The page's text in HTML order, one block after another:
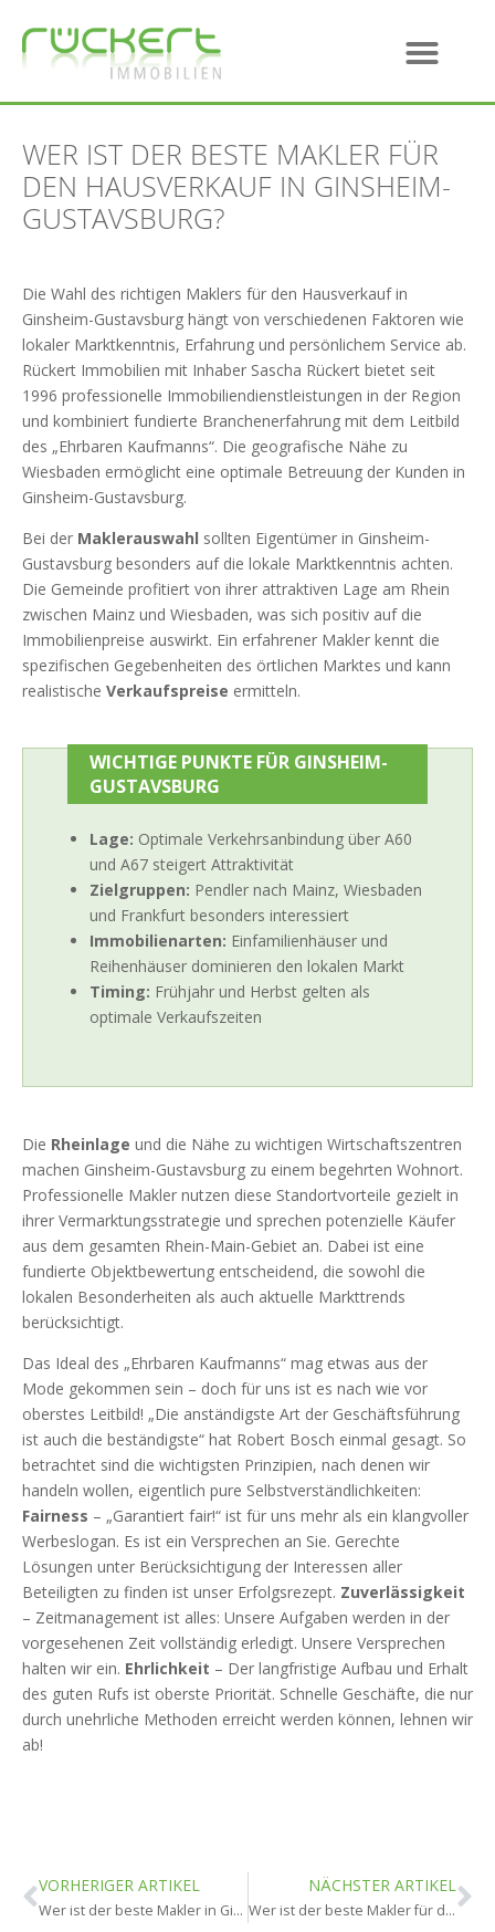
WER IST DER BESTE MAKLER FÜR
DEN HAUSVERKAUF IN GINSHEIM-
GUSTAVSBURG?
Die Wahl des richtigen Maklers für den Hausverkauf in
Ginsheim-Gustavsburg hängt von verschiedenen Faktoren wie
lokaler Marktkenntnis, Erfahrung und persönlichem Service ab.
Rückert Immobilien mit Inhaber Sascha Rückert bietet seit
1996 professionelle Immobiliendienstleistungen in der Region
und kombiniert fundierte Branchenerfahrung mit dem Leitbild
des „Ehrbaren Kaufmanns“. Die geografische Nähe zu
Wiesbaden ermöglicht eine optimale Betreuung der Kunden in
Ginsheim-Gustavsburg.
Bei der Maklerauswahl sollten Eigentümer in Ginsheim-
Gustavsburg besonders auf die lokale Marktkenntnis achten.
Die Gemeinde profitiert von ihrer attraktiven Lage am Rhein
zwischen Mainz und Wiesbaden, was sich positiv auf die
Immobilienpreise auswirkt. Ein erfahrener Makler kennt die
spezifischen Gegebenheiten des örtlichen Marktes und kann
realistische Verkaufspreise ermitteln.
WICHTIGE PUNKTE FÜR GINSHEIM-
GUSTAVSBURG
Lage: Optimale Verkehrsanbindung über A60
und A67 steigert Attraktivität
Zielgruppen: Pendler nach Mainz, Wiesbaden
und Frankfurt besonders interessiert
Immobilienarten: Einfamilienhäuser und
Reihenhäuser dominieren den lokalen Markt
Timing: Frühjahr und Herbst gelten als
optimale Verkaufszeiten
Die Rheinlage und die Nähe zu wichtigen Wirtschaftszentren
machen Ginsheim-Gustavsburg zu einem begehrten Wohnort.
Professionelle Makler nutzen diese Standortvorteile gezielt in
ihrer Vermarktungsstrategie und sprechen potenzielle Käufer
aus dem gesamten Rhein-Main-Gebiet an. Dabei ist eine
fundierte Objektbewertung entscheidend, die sowohl die
lokalen Besonderheiten als auch aktuelle Markttrends
berücksichtigt.
Das Ideal des „Ehrbaren Kaufmanns“ mag etwas aus der
Mode gekommen sein – doch für uns ist es nach wie vor
oberstes Leitbild! „Die anständigste Art der Geschäftsführung
ist auch die beständigste“ hat Robert Bosch einmal gesagt. So
betrachtet sind die wichtigsten Prinzipien, nach denen wir
handeln wollen, eigentlich pure Selbstverständlichkeiten:
Fairness – „Garantiert fair!“ ist für uns mehr als ein klangvoller
Werbeslogan. Es ist ein Versprechen an Sie. Gerechte
Lösungen unter Berücksichtigung der Interessen aller
Beteiligten zu finden ist unser Erfolgsrezept. Zuverlässigkeit
– Zeitmanagement ist alles: Unsere Aufgaben werden in der
vorgesehenen Zeit vollständig erledigt. Unsere Versprechen
halten wir ein. Ehrlichkeit – Der langfristige Aufbau und Erhalt
des guten Rufs ist oberste Priorität. Schnelle Geschäfte, die nur
durch unehrliche Methoden erreicht werden können, lehnen wir
ab!
VORHERIGER ARTIKEL
Wer ist der beste Makler in Ginsheim-Gustavsburg?
NÄCHSTER ARTIKEL
Wer ist der beste Makler für den Wohnungsverkauf in Ginsheim-Gustavsburg?